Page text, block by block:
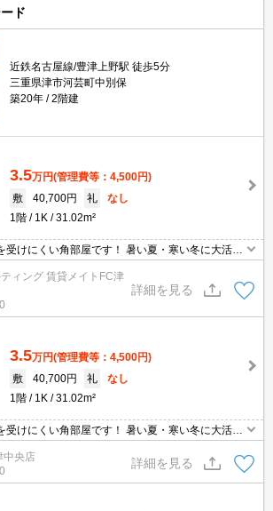
ド
近鉄名古屋線/豊津上野駅 徒歩5分
三重県津市河芸町中別保
築20年
2階建
3.5万円(管理費等：4,500円)
敷
40,700円 礼
なし
1階
1K 31.02m²
受けにくい角部屋です！ 暑い夏・寒い冬に大活躍
ン付き物件ならオールシーズン快適に過ごせます
ィング 賃貸メイトFC津
詳細を見る
3.5万円(管理費等：4,500円)
敷
40,700円 礼
なし
1階
1K 31.02m²
受けにくい角部屋です！ 暑い夏・寒い冬に大活躍
ン付き物件ならオールシーズン快適に過ごせます
中央店
詳細を見る